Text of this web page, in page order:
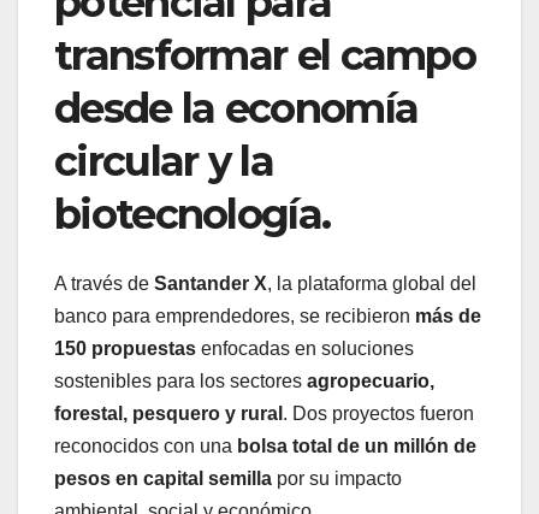
transformar el campo
desde la economía
circular y la
biotecnología.
A través de Santander X, la plataforma global del
banco para emprendedores, se recibieron más de
150 propuestas enfocadas en soluciones
sostenibles para los sectores agropecuario,
forestal, pesquero y rural . Dos proyectos fueron
reconocidos con una bolsa total de un millón de
pesos en capital semilla por su impacto